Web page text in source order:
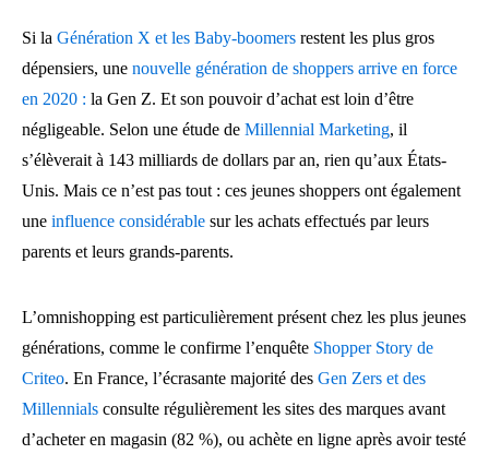
Si la Génération X et les Baby-boomers restent les plus gros
dépensiers, une nouvelle génération de shoppers arrive en force
en 2020 : la Gen Z. Et son pouvoir d’achat est loin d’être
négligeable. Selon une étude de Millennial Marketing, il
s’élèverait à 143 milliards de dollars par an, rien qu’aux États-
Unis. Mais ce n’est pas tout : ces jeunes shoppers ont également
une influence considérable sur les achats effectués par leurs
parents et leurs grands-parents.
L’omnishopping est particulièrement présent chez les plus jeunes
générations, comme le confirme l’enquête Shopper Story de
Criteo. En France, l’écrasante majorité des Gen Zers et des
Millennials consulte régulièrement les sites des marques avant
d’acheter en magasin (82 %), ou achète en ligne après avoir testé